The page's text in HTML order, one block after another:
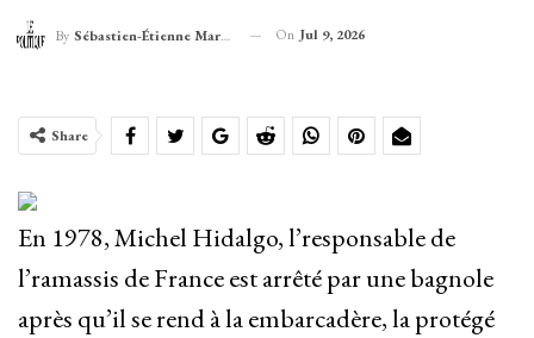
By Sébastien-Étienne Marechal On Jul 9, 2026
Share
En 1978, Michel Hidalgo, l’responsable de
l’ramassis de France est arrêté par une bagnole
après qu’il se rend à la embarcadère, la protégé